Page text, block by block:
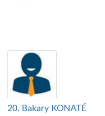
20. Bakary KONATÉ